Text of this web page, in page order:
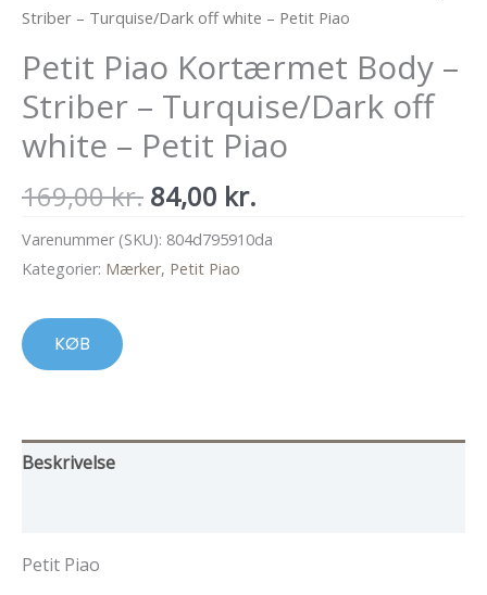
Striber – Turquise/Dark off white – Petit Piao
Petit Piao Kortærmet Body –
Striber – Turquise/Dark off
white – Petit Piao
169,00kr. Den
oprindelige
pris
var:
84,00 kr.
aktuelle
pris
Varenummer (SKU): 804d795910da
Kategorier: Mærker, Petit Piao
KØB
Beskrivelse
Petit Piao